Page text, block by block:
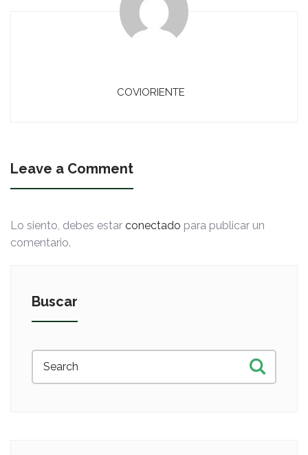
COVIORIENTE
Leave a Comment
Lo siento, debes estar conectado para publicar un
comentario.
Buscar